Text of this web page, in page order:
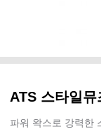
ATS 스타일
파워 왁스로 강력한